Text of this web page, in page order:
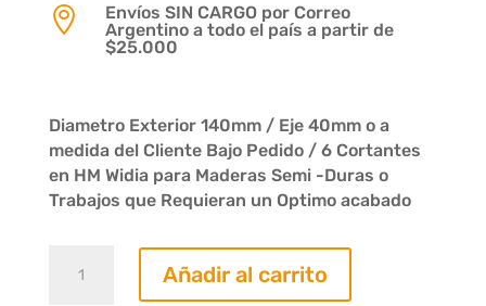

Envíos SIN CARGO por Correo
Argentino a todo el país a partir de
$25.000
Diametro Exterior 140mm / Eje 40mm o a
medida del Cliente Bajo Pedido / 6 Cortantes
en HM Widia para Maderas Semi -Duras o
Trabajos que Requieran un Optimo acabado
Recta
Añadir al carrito